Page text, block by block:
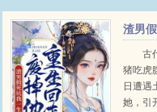
渣男
重生
古
猪吃虎
日遭遇
她，引